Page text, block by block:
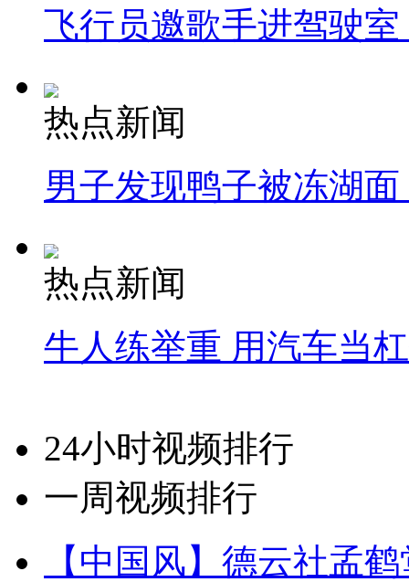
飞行员邀歌手进驾驶
热点新闻
男子发现鸭子被冻湖
热点新闻
牛人练举重 用汽车当
24小时视频排行
一周视频排行
【中国风】德云社孟